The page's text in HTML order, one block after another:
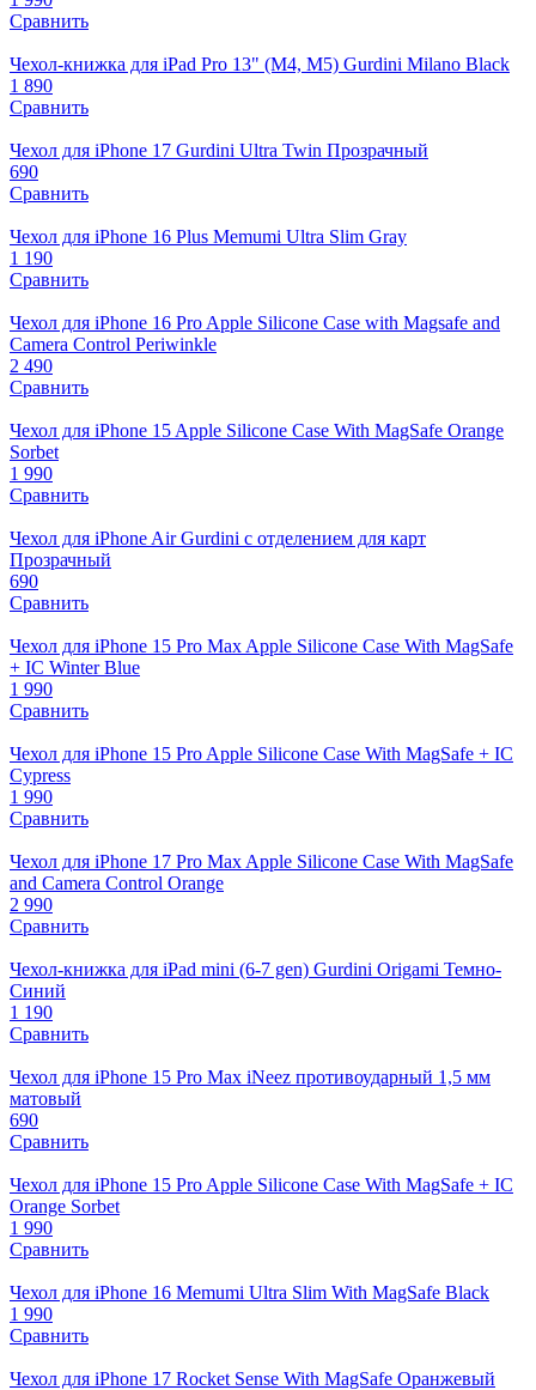
Сравнить
Чехол-книжка для iPad Pro 13" (M4, M5) Gurdini Milano Black
1 890
Сравнить
Чехол для iPhone 17 Gurdini Ultra Twin Прозрачный
690
Сравнить
Чехол для iPhone 16 Plus Memumi Ultra Slim Gray
1 190
Сравнить
Чехол для iPhone 16 Pro Apple Silicone Case with Magsafe and
Camera Control Periwinkle
2 490
Сравнить
Чехол для iPhone 15 Apple Silicone Case With MagSafe Orange
Sorbet
1 990
Сравнить
Чехол для iPhone Air Gurdini с отделением для карт
Прозрачный
690
Сравнить
Чехол для iPhone 15 Pro Max Apple Silicone Case With MagSafe
+ IC Winter Blue
1 990
Сравнить
Чехол для iPhone 15 Pro Apple Silicone Case With MagSafe + IC
Cypress
1 990
Сравнить
Чехол для iPhone 17 Pro Max Apple Silicone Case With MagSafe
and Camera Control Orange
2 990
Сравнить
Чехол-книжка для iPad mini (6-7 gen) Gurdini Origami Темно-
Синий
1 190
Сравнить
Чехол для iPhone 15 Pro Мах iNeez противоударный 1,5 мм
матовый
690
Сравнить
Чехол для iPhone 15 Pro Apple Silicone Case With MagSafe + IC
Orange Sorbet
1 990
Сравнить
Чехол для iPhone 16 Memumi Ultra Slim With MagSafe Black
1 990
Сравнить
Чехол для iPhone 17 Rocket Sense With MagSafe Оранжевый